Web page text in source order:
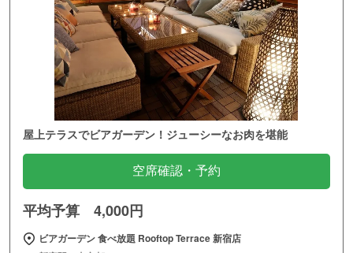
屋上テラスでビアガーデン！ジューシーなお肉を堪能
空席確認・予約
平均予算 4,000円
ビアガーデン 食べ放題 Rooftop Terrace 新宿店